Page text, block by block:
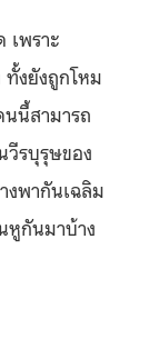
เพราะ
ทั้งยังถูกโหม
นี้สามารถ
วีรบุรุษของ
งพากันเฉลิม
หูกันมาบ้าง